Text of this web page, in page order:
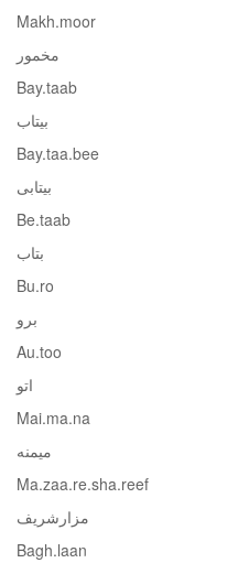
Makh.moor
مخمور
Bay.taab
بیتاب
Bay.taa.bee
بیتابی
Be.taab
بتاب
Bu.ro
برو
Au.too
اتو
Mai.ma.na
میمنه
Ma.zaa.re.sha.reef
مزارشریف
Bagh.laan